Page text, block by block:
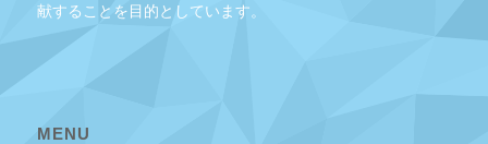
献することを目的としています。
MENU